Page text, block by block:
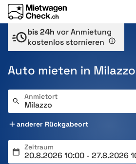
bis 24h vor Anmietung
kostenlos stornieren
Auto mieten in Milazzo
Anmietort
anderer Rückgabeort
Zeitraum